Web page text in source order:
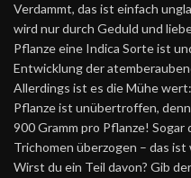
Verdammt, das ist einfach
wird nur durch Geduld und
Pflanze eine Indica Sorte ist
Entwicklung der
Allerdings ist es die Mühe
Pflanze ist unübertroffen,
900 Gramm pro Pflanze!
Trichomen überzogen – das
Wirst du ein Teil davon? Gib